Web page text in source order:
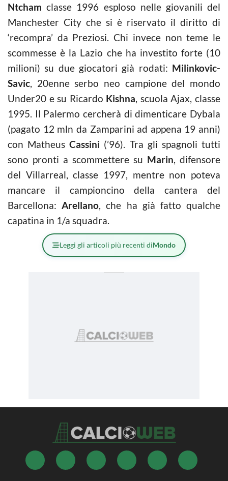
Ntchamclasse 1996 esploso nelle giovanili del
Manchester City che si è riservato il diritto di
‘recompra’ da Preziosi. Chi invece non teme le
scommesse è la Lazio che ha investito forte (10
milioni) su due giocatori già rodati: Milinkovic-
Savic, 20enne serbo neo campione del mondo
Under20 e su Ricardo Kishna, scuola Ajax, classe
1995. Il Palermo cercherà di dimenticare Dybala
(pagato 12 mln da Zamparini ad appena 19 anni)
con MatheusCassini (’96). Tra gli spagnoli tutti
sono pronti a scommettere su Marin, difensore
del Villarreal, classe 1997, mentre non poteva
mancare il campioncino della cantera del
Barcellona:Arellano, che ha già fatto qualche
capatina in 1/a squadra.
Leggi gli articoli più recenti diMondo